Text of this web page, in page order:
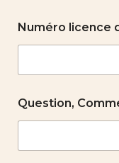
Numéro licence
Question,